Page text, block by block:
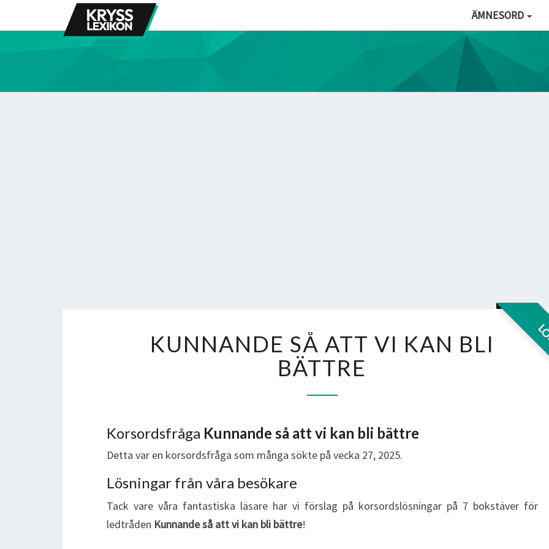
ÄMNESORD
SÅ
ATT
VI
KUNNANDE SÅ ATT VI KAN BLI
BÄTTRE
Korsordsfråga Kunnande så att vi kan bli bättre
Detta var en korsordsfråga som många sökte på vecka 27, 2025.
Lösningar från våra besökare
Tack vare våra fantastiska läsare har vi förslag på korsordslösningar på 7 bokstäver för
ledtråden Kunnande så att vi kan bli bättre!